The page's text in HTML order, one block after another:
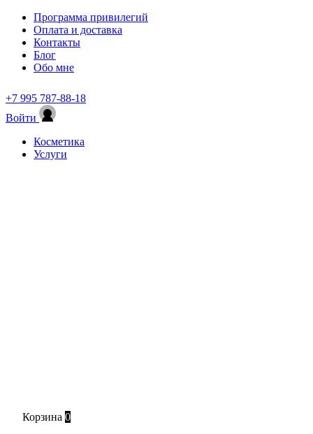
Программа привилегий
Оплата и доставка
Контакты
Блог
Обо мне
+7 995 787-88-18
Войти
Косметика
Услуги
Корзина 0